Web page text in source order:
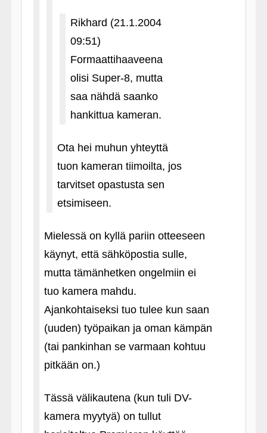
Rikhard (21.1.2004
09:51)
Formaattihaaveena
olisi Super-8, mutta
saa nähdä saanko
hankittua kameran.
Ota hei muhun yhteyttä
tuon kameran tiimoilta, jos
tarvitset opastusta sen
etsimiseen.
Mielessä on kyllä pariin otteeseen
käynyt, että sähköpostia sulle,
mutta tämänhetken ongelmiin ei
tuo kamera mahdu.
Ajankohtaiseksi tuo tulee kun saan
(uuden) työpaikan ja oman kämpän
(tai pankinhan se varmaan kohtuu
pitkään on.)
Tässä välikautena (kun tuli DV-
kamera myytyä) on tullut